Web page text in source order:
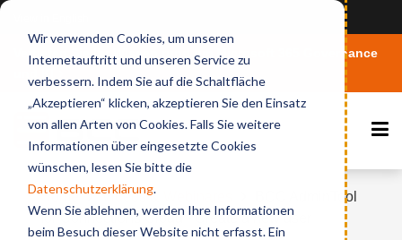
Wir verwenden Cookies, um unseren
Internetauftritt und unseren Service zu
verbessern. Indem Sie auf die Schaltfläche
„Akzeptieren“ klicken, akzeptieren Sie den Einsatz
von allen Arten von Cookies. Falls Sie weitere
Informationen über eingesetzte Cookies
wünschen, lesen Sie bitte die
Datenschutzerklärung.
Wenn Sie ablehnen, werden Ihre Informationen
beim Besuch dieser Website nicht erfasst. Ein
Vertiefen Sie Ihr Wissen rund um Microsoft 365 Governance
Home Videos & Webinares
BCC AdminTool
for Connections Cloud - Create a new user